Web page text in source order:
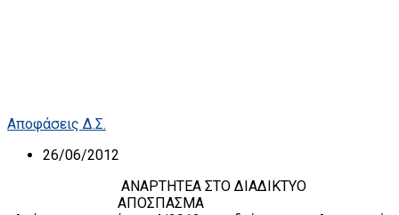
Αποφάσεις Δ.Σ.
26/06/2012
ΑΝΑΡΤΗΤΕΑ ΣΤΟ ΔΙΑΔΙΚΤΥΟ
ΑΠΟΣΠΑΣΜΑ